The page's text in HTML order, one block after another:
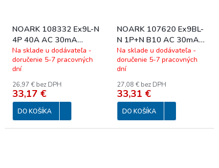
NOARK 108332 Ex9L-N
4P 40A AC 30mA
Prúdový chránič,
Icn=6kA, 4-pól, In=40A,
IΔn=30mA, typ AC
40/4/0,03
Na sklade u dodávateľa -
doručenie 5-7 pracovných
dní
26,97 € bez DPH
33,17 €
DO KOŠÍKA
NOARK 107620 Ex9BL-
N 1P+N B10 AC 30mA
Prúd. chránič s nadpr.
ochr., Icn=6kA, 1+Npól,
char. B, In=10A,
IΔn=30mA, typ AC
10/1N/B
Na sklade u dodávateľa -
doručenie 5-7 pracovných
dní
27,08 € bez DPH
33,31 €
DO KOŠÍKA